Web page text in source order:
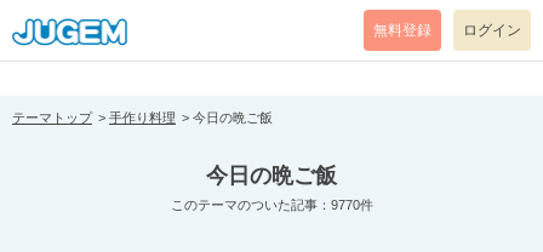
[pear_error: message="Success" code=0 mode=return level=notice
prefix="" info=""]
無料登録 ログイン
テーマトップ 手作り料理 今日の晩ご飯
今日の晩ご飯
このテーマのついた記事：9770件